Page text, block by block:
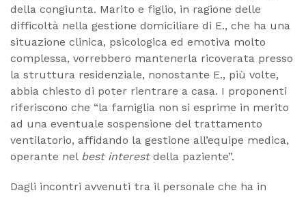
della congiunta. Marito e figlio, in ragione delle
difficoltà nella gestione domiciliare di E., che ha una
situazione clinica, psicologica ed emotiva molto
complessa, vorrebbero mantenerla ricoverata presso
la struttura residenziale, nonostante E., più volte,
abbia chiesto di poter rientrare a casa. I proponenti
riferiscono che “la famiglia non si esprime in merito
ad una eventuale sospensione del trattamento
ventilatorio, affidando la gestione all’equipe medica,
operante nel best interestdella paziente”.
Dagli incontri avvenuti tra il personale che ha in